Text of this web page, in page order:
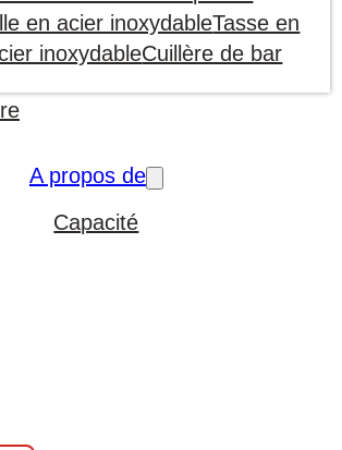
en acier inoxydableTasse en
inoxydableCuillère de bar
A propos de
Capacité